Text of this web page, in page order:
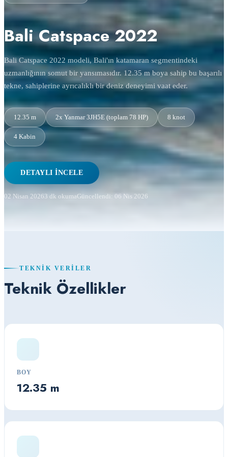
Bali Catspace 2022
Bali Catspace 2022 modeli, Bali'ın katamaran segmentindeki
uzmanlığının somut bir yansımasıdır. 12.35 m boya sahip bu başarılı
tekne, sahiplerine ayrıcalıklı bir deniz deneyimi vaat eder.
12.35 m 2x Yanmar 3JH5E (toplam 78 HP) 8 knot
4 Kabin
DETAYLI İNCELE
02 Nisan 20263 dk okumaGüncellendi: 06 Nis 2026
TEKNIK VERILER
Teknik Özellikler
BOY
12.35 m